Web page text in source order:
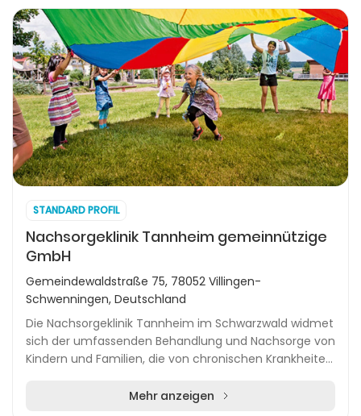
STANDARD PROFIL
Nachsorgeklinik Tannheim gemeinnützige
GmbH
Gemeindewaldstraße 75, 78052 Villingen-
Schwenningen, Deutschland
Die Nachsorgeklinik Tannheim im Schwarzwald widmet
sich der umfassenden Behandlung und Nachsorge von
Kindern und Familien, die von chronischen Krankheiten
Mehr anzeigen